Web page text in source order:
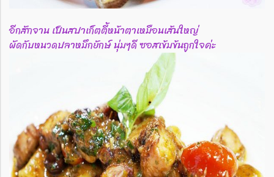
อีกสักจาน เป็นสปาเก็ตตี้หน้าตาเหมือนเส้นใหญ่
ผัดกับหนวดปลาหมึกยักษ์ นุ่มๆดี ซอสเข้มข้นถูกใจค่ะ